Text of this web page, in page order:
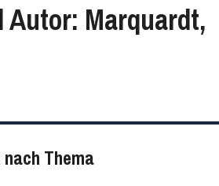
Autor: Marquardt,
Thema